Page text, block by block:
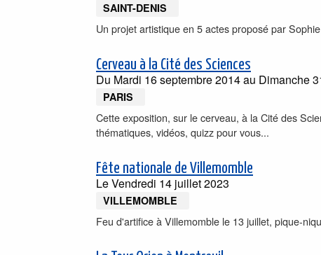
SAINT-DENIS
Un projet artistique en 5 actes proposé par
Cerveau à la Cité des Sciences
Du Mardi 16 septembre 2014au Dimanche
PARIS
Cette exposition, sur le cerveau, à la Cité des
thématiques, vidéos, quizz pour vous...
Fête nationale de Villemomble
LeVendredi 14 juillet 2023
VILLEMOMBLE
Feu d'artifice à Villemomble le 13 juillet, pique-